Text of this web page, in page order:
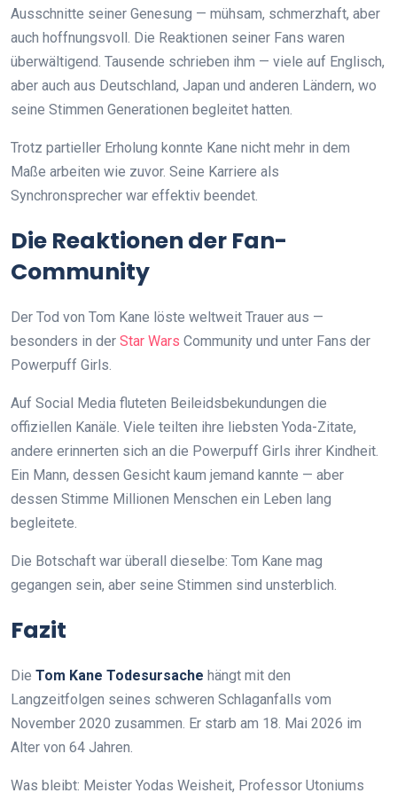
Ausschnitte seiner Genesung — mühsam, schmerzhaft, aber
auch hoffnungsvoll. Die Reaktionen seiner Fans waren
überwältigend. Tausende schrieben ihm — viele auf Englisch,
aber auch aus Deutschland, Japan und anderen Ländern, wo
seine Stimmen Generationen begleitet hatten.
Trotz partieller Erholung konnte Kane nicht mehr in dem
Maße arbeiten wie zuvor. Seine Karriere als
Synchronsprecher war effektiv beendet.
Die Reaktionen der Fan-
Community
Der Tod von Tom Kane löste weltweit Trauer aus —
besonders in der Star Wars Community und unter Fans der
Powerpuff Girls.
Auf Social Media fluteten Beileidsbekundungen die
offiziellen Kanäle. Viele teilten ihre liebsten Yoda-Zitate,
andere erinnerten sich an die Powerpuff Girls ihrer Kindheit.
Ein Mann, dessen Gesicht kaum jemand kannte — aber
dessen Stimme Millionen Menschen ein Leben lang
begleitete.
Die Botschaft war überall dieselbe: Tom Kane mag
gegangen sein, aber seine Stimmen sind unsterblich.
Fazit
Die Tom Kane Todesursache hängt mit den
Langzeitfolgen seines schweren Schlaganfalls vom
November 2020 zusammen. Er starb am 18. Mai 2026 im
Alter von 64 Jahren.
Was bleibt: Meister Yodas Weisheit, Professor Utoniums